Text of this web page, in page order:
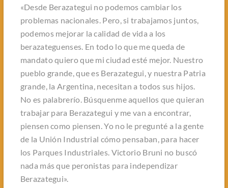
«Desde Berazategui no podemos cambiar los
problemas nacionales. Pero, si trabajamos juntos,
podemos mejorar la calidad de vida a los
berazateguenses. En todo lo que me queda de
mandato quiero que mi ciudad esté mejor. Nuestro
pueblo grande, que es Berazategui, y nuestra Patria
grande, la Argentina, necesitan a todos sus hijos.
No es palabrerío. Búsquenme aquellos que quieran
trabajar para Berazategui y me van a encontrar,
piensen como piensen. Yo no le pregunté a la gente
de la Unión Industrial cómo pensaban, para hacer
los Parques Industriales. Victorio Bruni no buscó
nada más que peronistas para independizar
Berazategui».